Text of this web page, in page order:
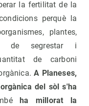
la fertilitat de la
perquè la
plantes,
de segrestar i
de carboni
A Planeses,
del sòl s'ha
ha millorat la